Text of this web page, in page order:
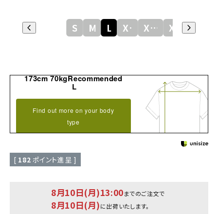
XL XXL XXXL
173cm 70kgRecommended
L
Find out more on your body
type
[ 182 ポイント進呈 ]
8月10日(月)13:00までのご注文で
8月10日(月)に出荷いたします。